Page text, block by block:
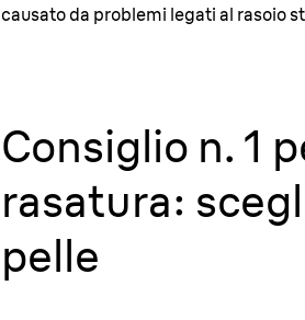
causato da problemi legati al rasoio
Consiglio n. 1
rasatura:
pelle